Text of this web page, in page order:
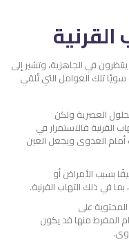
في الجاهزية، وتشير إلى
تلك العوامل التي تُلقي
العصرية ولكن
القرنية فالاستمرار في
أمام العدوى ويجعل العين
بسبب الأمراض أو
في ذلك التهاب القرنية.
على
المفرط منها قد يكون